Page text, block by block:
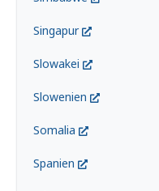
Singapur
Slowakei
Slowenien
Somalia
Spanien